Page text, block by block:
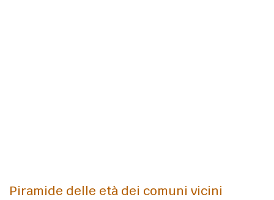
Piramide delle età dei comuni vicini